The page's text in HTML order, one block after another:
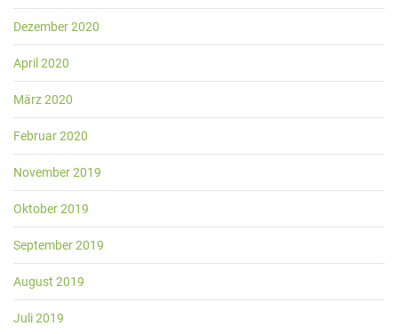
Dezember 2020
April 2020
März 2020
Februar 2020
November 2019
Oktober 2019
September 2019
August 2019
Juli 2019